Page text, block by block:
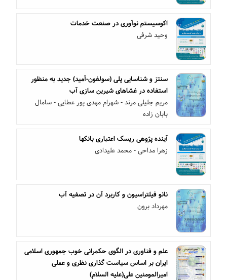
اکوسیستم نوآوری در صنعت خدمات
وحید شرفی
سنتز و شناسایی پلی (سولفون-آمید) جدید به منظور
استفاده در غشاهای شیرین سازی آب
مریم جلیلی مرند - شهرام مهدی پور عطایی - سامال
بابان زاده
آینده پژوهی ریسک اعتباری بانکها
زهرا مداحی - محمد علیدادی
نانو فیلتراسیون و کاربرد آن در تصفیه آب
مهرداد برون
علم و فناوری در الگوی حکمرانی خوب جمهوری اسلامی
ایران بر اساس سیاست گذاری نظری و عملی
امیرالمومنین علی(علیه السلام)